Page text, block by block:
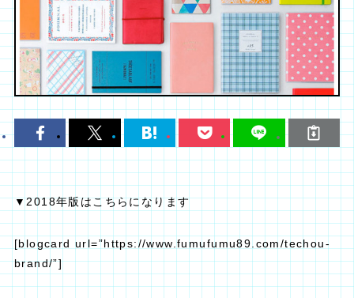
▼2018年版はこちらになります
[blogcard url=”https://www.fumufumu89.com/techou-
brand/”]